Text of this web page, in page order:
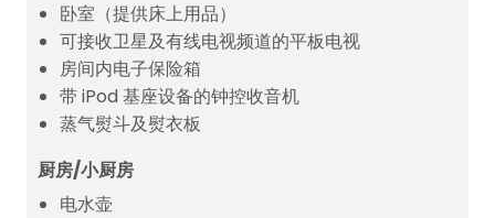
卧室（提供床上用品）
可接收卫星及有线电视频道的平板电视
房间内电子保险箱
带 iPod 基座设备的钟控收音机
蒸气熨斗及熨衣板
厨房/小厨房
电水壶